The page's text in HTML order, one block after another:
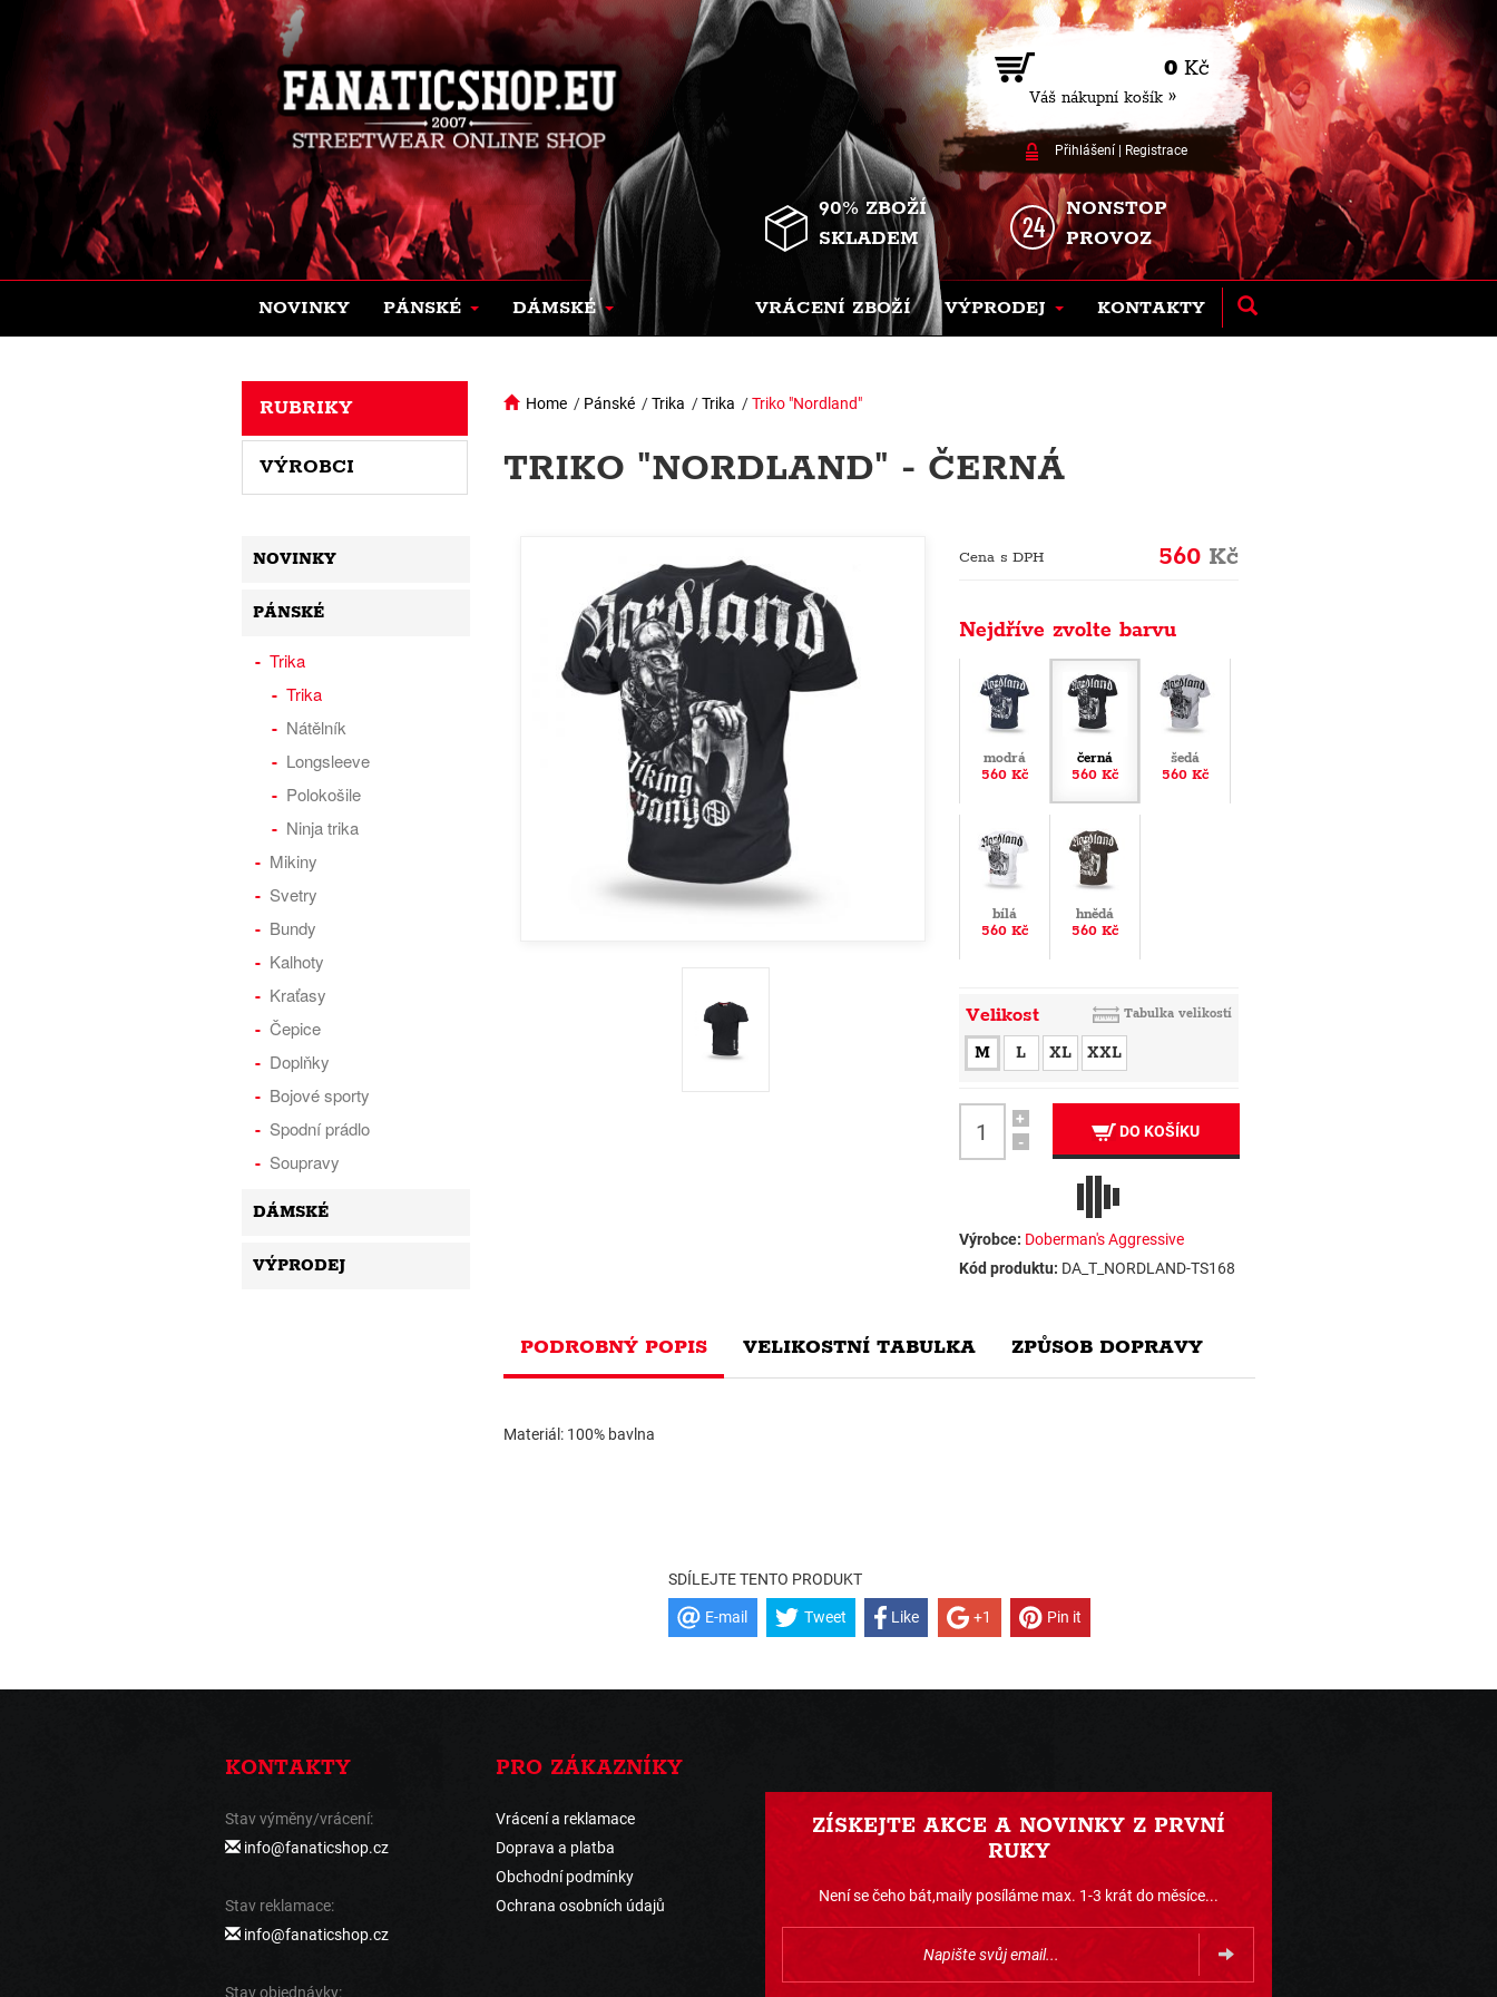
0 Kč
Váš nákupní košík »
Přihlášení| Registrace
90% ZBOŽÍ
SKLADEM
NONSTOP
PROVOZ
NOVINKY PÁNSKÉ DÁMSKÉ VRÁCENÍ ZBOŽÍ VÝPRODEJ KONTAKTY
Home / Pánské /Trika /Trika /Triko "Nordland"
TRIKO "NORDLAND" - ČERNÁ
Cena s DPH 560 Kč
Nejdříve zvolte barvu
modrá
560 Kč
černá
560 Kč
šedá
560 Kč
bílá
560 Kč
hnědá
560 Kč
Velikost Tabulka velikostí
M L XL XXL
+
-
DO KOŠÍKU
Výrobce: Doberman's Aggressive
Kód produktu: DA_T_NORDLAND-TS168
PODROBNÝ POPIS VELIKOSTNÍ TABULKA ZPŮSOB DOPRAVY
Materiál: 100% bavlna
SDÍLEJTE TENTO PRODUKT
E-mail Tweet Like +1 Pin it
RUBRIKY
VÝROBCI
NOVINKY
PÁNSKÉ
Trika
Trika
Nátělník
Longsleeve
Polokošile
Ninja trika
Mikiny
Svetry
Bundy
Kalhoty
Kraťasy
Čepice
Doplňky
Bojové sporty
Spodní prádlo
Soupravy
DÁMSKÉ
VÝPRODEJ
KONTAKTY
Stav výměny/vrácení:
info@fanaticshop.cz
Stav reklamace:
info@fanaticshop.cz
Stav objednávky:
PRO ZÁKAZNÍKY
Vrácení a reklamace
Doprava a platba
Obchodní podmínky
Ochrana osobních údajů
ZÍSKEJTE AKCE A NOVINKY Z PRVNÍ
RUKY
Není se čeho bát,maily posíláme max. 1-3 krát do měsíce...